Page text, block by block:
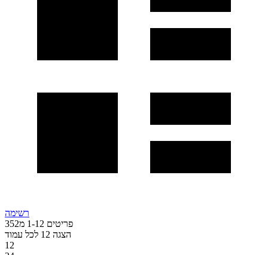
רשימה
פריטים
1-12 מ352
הצגה 12 לכל עמוד
12